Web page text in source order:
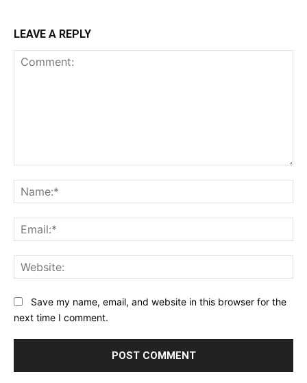
LEAVE A REPLY
Save my name, email, and website in this browser for the
next time I comment.